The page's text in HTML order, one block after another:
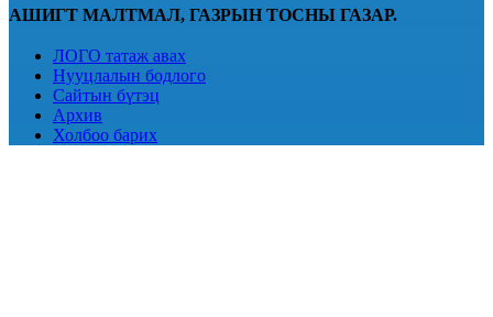
АШИГТ МАЛТМАЛ, ГАЗРЫН ТОСНЫ ГАЗАР.
ЛОГО татаж авах
Нууцлалын бодлого
Сайтын бүтэц
Архив
Холбоо барих